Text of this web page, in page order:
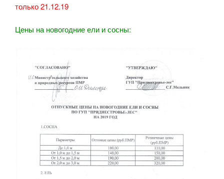
только 21.12.19
Цены на новогодние ели и сосны: